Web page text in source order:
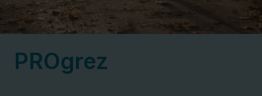
Politik
Job og
PROgrez